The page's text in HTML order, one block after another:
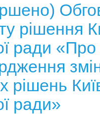
рішення
ради «Про
рішень
ради»